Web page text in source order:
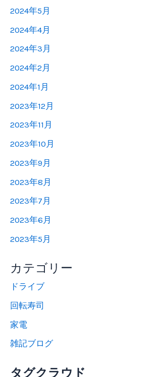
2024年5月
2024年4月
2024年3月
2024年2月
2024年1月
2023年12月
2023年11月
2023年10月
2023年9月
2023年8月
2023年7月
2023年6月
2023年5月
カテゴリー
ドライブ
回転寿司
家電
雑記ブログ
タグクラウド